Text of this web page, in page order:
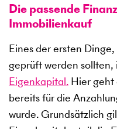
Die passende
Immobilienkauf
Eines der ersten
geprüft werden sollten,
Eigenkapital. Hier geht
bereits für die
wurde. Grundsätzlich